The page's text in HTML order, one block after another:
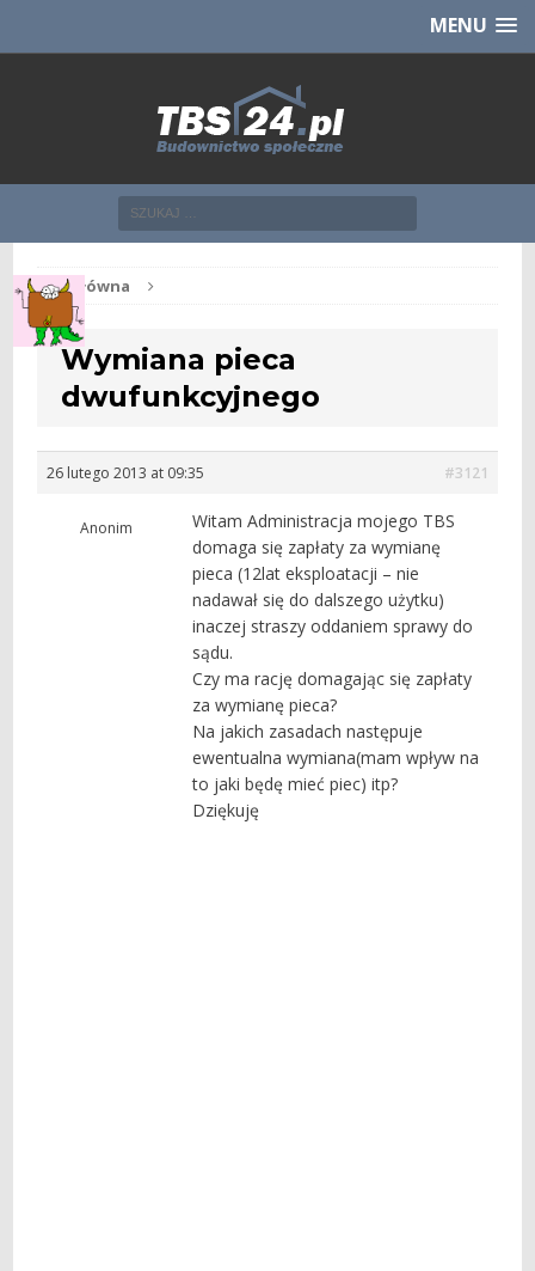
CHCĘ [klik]MENU
Str. główna
Wymiana pieca
dwufunkcyjnego
26 lutego 2013 at 09:35 #3121
Anonim
Witam Administracja mojego TBS
domaga się zapłaty za wymianę
pieca (12lat eksploatacji – nie
nadawał się do dalszego użytku)
inaczej straszy oddaniem sprawy do
sądu.
Czy ma rację domagając się zapłaty
za wymianę pieca?
Na jakich zasadach następuje
ewentualna wymiana(mam wpływ na
to jaki będę mieć piec) itp?
Dziękuję